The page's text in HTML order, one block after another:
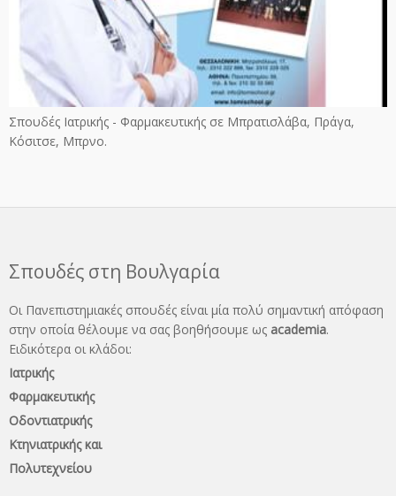
Σπουδές Ιατρικής - Φαρμακευτικής σε Μπρατισλάβα, Πράγα,
Κόσιτσε, Μπρνο.
Σπουδές στη Βουλγαρία
Οι Πανεπιστημιακές σπουδές είναι μία πολύ σημαντική απόφαση
στην οποία θέλουμε να σας βοηθήσουμε ως academia.
Ειδικότερα οι κλάδοι:
Ιατρικής
Φαρμακευτικής
Οδοντιατρικής
Κτηνιατρικής και
Πολυτεχνείου